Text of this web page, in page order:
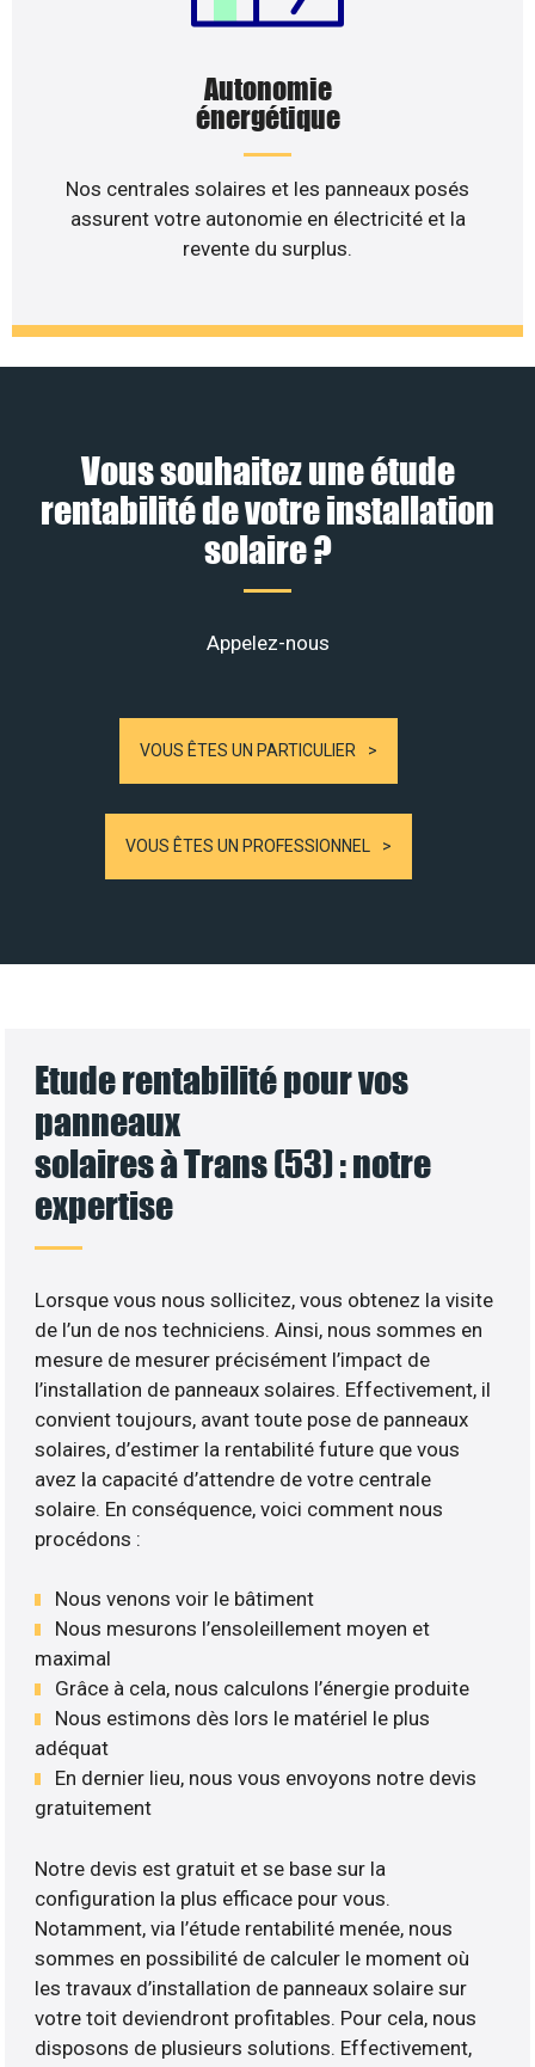
Autonomie
énergétique
Nos centrales solaires et les panneaux posés
assurent votre autonomie en électricité et la
revente du surplus.
Vous souhaitez une étude
rentabilité de votre installation
solaire ?
Appelez-nous
VOUS ÊTES UN PARTICULIER
VOUS ÊTES UN PROFESSIONNEL
Etude rentabilité pour vos
panneaux
solaires à Trans (53) : notre
expertise
Lorsque vous nous sollicitez, vous obtenez la visite
de l’un de nos techniciens. Ainsi, nous sommes en
mesure de mesurer précisément l’impact de
l’installation de panneaux solaires. Effectivement, il
convient toujours, avant toute pose de panneaux
solaires, d’estimer la rentabilité future que vous
avez la capacité d’attendre de votre centrale
solaire. En conséquence, voici comment nous
procédons :
Nous venons voir le bâtiment
Nous mesurons l’ensoleillement moyen et
maximal
Grâce à cela, nous calculons l’énergie produite
Nous estimons dès lors le matériel le plus
adéquat
En dernier lieu, nous vous envoyons notre devis
gratuitement
Notre devis est gratuit et se base sur la
configuration la plus efficace pour vous.
Notamment, via l’étude rentabilité menée, nous
sommes en possibilité de calculer le moment où
les travaux d’installation de panneaux solaire sur
votre toit deviendront profitables. Pour cela, nous
disposons de plusieurs solutions. Effectivement,